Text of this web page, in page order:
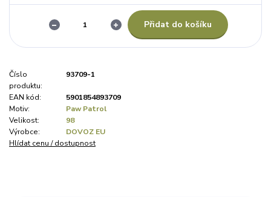
Přidat do košíku
Číslo
produktu:
93709-1
EAN kód:
5901854893709
Motiv:
Paw Patrol
Velikost:
98
Výrobce:
DOVOZ EU
Hlídat cenu / dostupnost